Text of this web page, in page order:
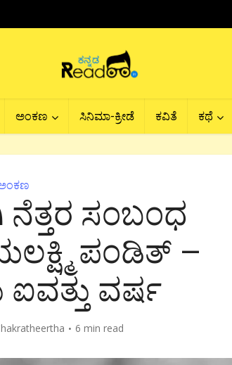
ಅಂಕಣ ಸಿನಿಮಾ-ಕ್ರೀಡೆ ಕವಿತೆ ಕಥೆ
ಸಂಬಂಧ
ಪಂಡಿತ್ –
ವರ್ಷ
6 min read